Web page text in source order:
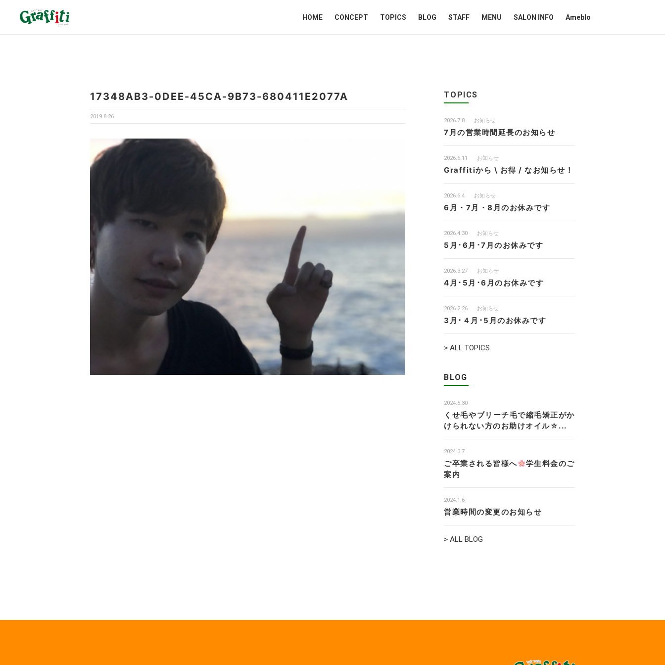
HOME CONCEPT TOPICS BLOG STAFF MENU SALON INFO Ameblo
17348AB3-0DEE-45CA-9B73-680411E2077A
2019.8.26
TOPICS
2026.7.8 お知らせ
7月の営業時間延長のお知らせ
2026.6.11 お知らせ
Graffitiから \ お得 / なお知らせ！
2026.6.4 お知らせ
6月・7月・8月のお休みです
2026.4.30 お知らせ
5月･6月･7月のお休みです
2026.3.27 お知らせ
4月･5月･6月のお休みです
2026.2.26 お知らせ
3月･４月･5月のお休みです
> ALL TOPICS
BLOG
2024.5.30
くせ毛やブリーチ毛で縮毛矯正がか
けられない方のお助けオイル☆...
2024.3.7
ご卒業される皆様へ
学生料金のご
案内
2024.1.6
営業時間の変更のお知らせ
> ALL BLOG